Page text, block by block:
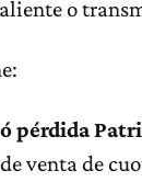
o
pérdida
venta de